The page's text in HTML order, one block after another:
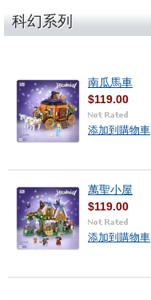
科幻系列
南瓜馬車
$119.00
添加到購物車
萬聖小屋
$119.00
添加到購物車